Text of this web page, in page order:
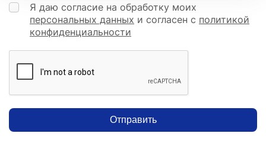
Я даю согласие на обработку моих
персональных данных и согласен с политикой
конфиденциальности
Отправить